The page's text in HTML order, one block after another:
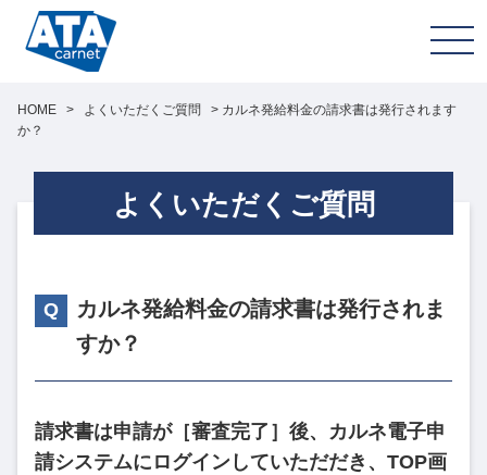
HOME > よくいただくご質問 > カルネ発給料金の請求書は発行されます
か？
よくいただくご質問
カルネ発給料金の請求書は発行されま
すか？
請求書は申請が［審査完了］後、カルネ電子申
請システムにログインしていただだき、TOP画